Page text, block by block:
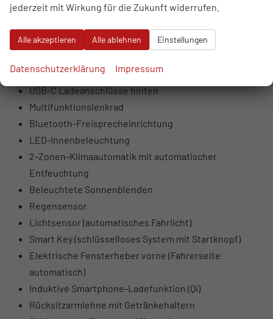
DAB+ Digitalradio
Hochtöner vorne (insgesamt 6 Lautsprecher)
Laden)
USB-C Ladeanschlüsse hinten
Multifunktionslenkrad
Bluetooth-Freisprecheinrichtung
LED-Innenbeleuchtung
2-Zonen-Klimaautomatik mit automatischer
Entfeuchtung
Beleuchtete Sonnenblenden
Regensensor
Lichtsensor (automatisches Fahrlicht)
Smart Key (schlüsselloses System mit Startknopf)
Elektrische Fensterheber vorne (Fahrerseite
automatisch)
Induktive Smartphone-Ladefunktion (Qi)
Rücksitzarmlehne mit Getränkehaltern
jederzeit mit Wirkung für die Zukunft widerrufen.
Alle akzeptieren Alle ablehnen Einstellungen
Datenschutzerklärung Impressum